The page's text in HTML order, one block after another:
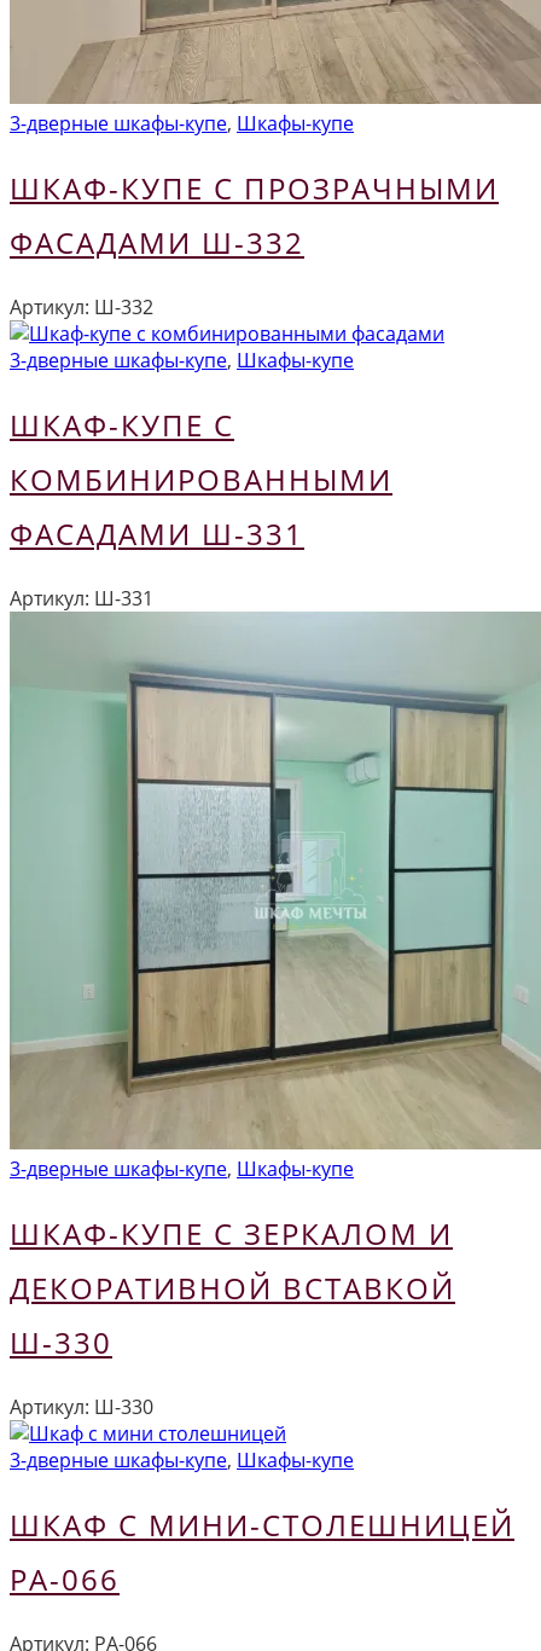
3-дверные шкафы-купе, Шкафы-купе
ШКАФ-КУПЕ С ПРОЗРАЧНЫМИ
ФАСАДАМИ Ш-332
Артикул: Ш-332
3-дверные шкафы-купе, Шкафы-купе
ШКАФ-КУПЕ С
КОМБИНИРОВАННЫМИ
ФАСАДАМИ Ш-331
Артикул: Ш-331
3-дверные шкафы-купе, Шкафы-купе
ШКАФ-КУПЕ С ЗЕРКАЛОМ И
ДЕКОРАТИВНОЙ ВСТАВКОЙ
Ш-330
Артикул: Ш-330
3-дверные шкафы-купе, Шкафы-купе
ШКАФ С МИНИ-СТОЛЕШНИЦЕЙ
РА-066
Артикул: РА-066